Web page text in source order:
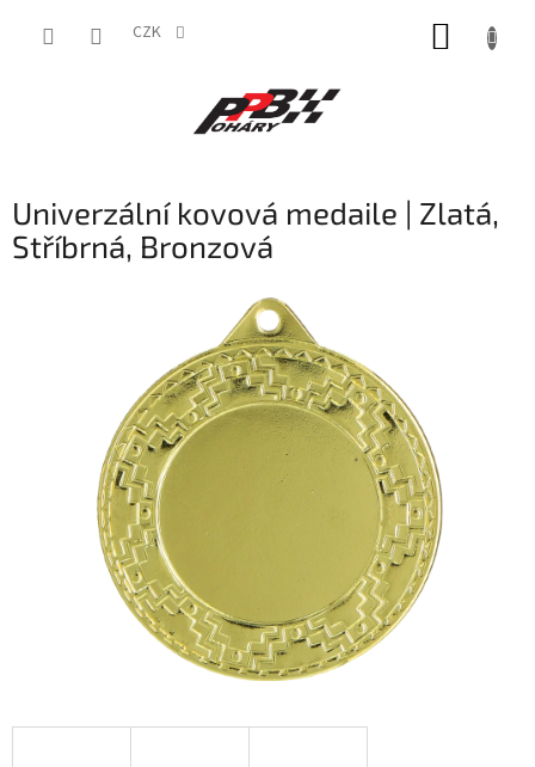
CZK
Univerzální kovová medaile | Zlatá,
Stříbrná, Bronzová